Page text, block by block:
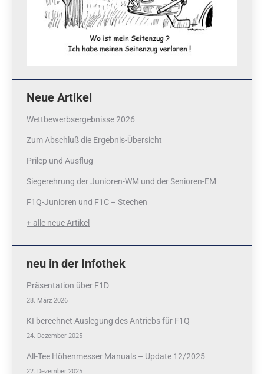
Neue Artikel
Wettbewerbsergebnisse 2026
Zum Abschluß die Ergebnis-Übersicht
Prilep und Ausflug
Siegerehrung der Junioren-WM und der Senioren-EM
F1Q-Junioren und F1C – Stechen
+ alle neue Artikel
neu in der Infothek
Präsentation über F1D
28. März 2026
KI berechnet Auslegung des Antriebs für F1Q
24. Dezember 2025
All-Tee Höhenmesser Manuals – Update 12/2025
22. Dezember 2025